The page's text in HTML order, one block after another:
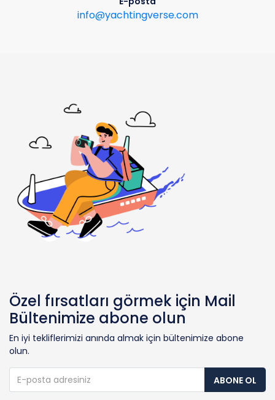
info@yachtingverse.com
Özel fırsatları görmek için Mail
Bültenimize abone olun
En iyi tekliflerimizi anında almak için bültenimize abone
olun.
ABONE OL